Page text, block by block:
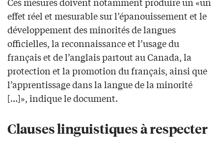
effet réel et mesurable sur l’épanouissement et le
développement des minorités de langues
officielles, la reconnaissance et l’usage du
français et de l’anglais partout au Canada, la
protection et la promotion du français, ainsi que
l’apprentissage dans la langue de la minorité
[…]», indique le document.
Clauses linguistiques à respecter